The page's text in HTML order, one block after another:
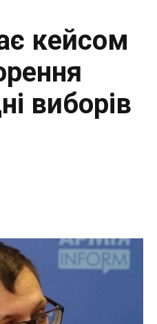
кейсом
виборів